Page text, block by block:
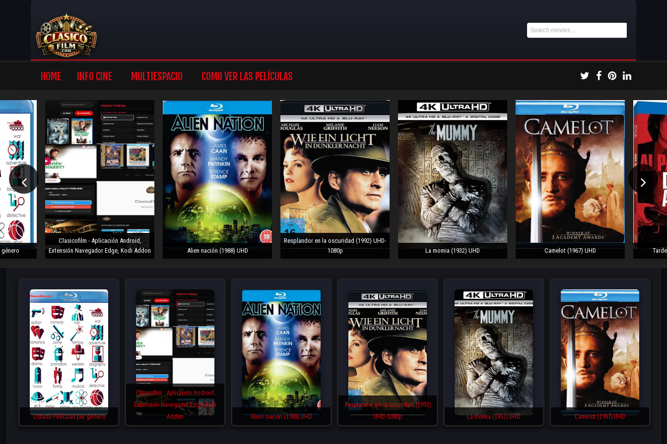
HOME INFO CINE MULTIESPACIO COMO VER LAS PELÍCULAS
Clasicofilm - Aplicación Android,
Extensión Navegador Edge, Kodi Addon
Alien nación (1988) UHD
Resplandor en la oscuridad (1992) UHD-
1080p
La momia (1932) UHD Camelot (1967) UHD
Listado Películas por género
Clasicofilm - Aplicación Android,
Extensión Navegador Edge, Kodi
Addon
Alien nación (1988) UHD
Resplandor en la oscuridad (1992)
UHD-1080p
La momia (1932) UHD Camelot (1967) UHD